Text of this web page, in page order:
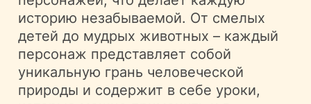
историю незабываемой. От смелых
детей до мудрых животных – каждый
персонаж представляет собой
уникальную грань человеческой
природы и содержит в себе уроки,